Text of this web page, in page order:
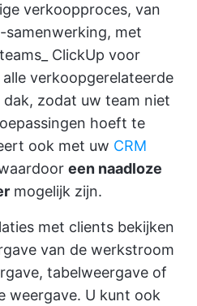
verkoopproces, van
met
ClickUp voor
verkoopgerelateerde
zodat uw team niet
hoeft te
ook met uw CRM
een naadloze
mogelijk zijn.
met clients bekijken
van de werkstroom
tabelweergave of
weergave. U kunt ook